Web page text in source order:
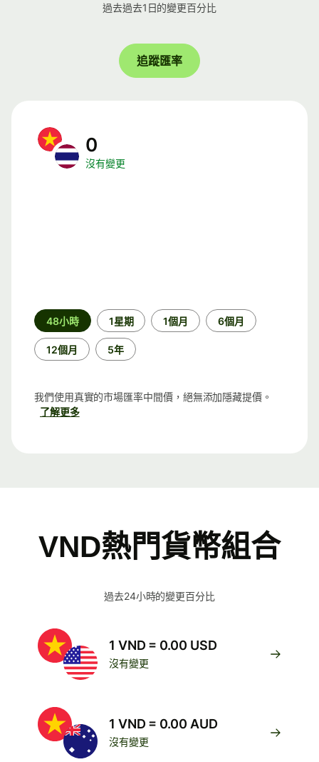
過去過去1日的變更百分比
追蹤匯率
0
沒有變更
時
段
48小時 1星期 1個月 6個月
12個月 5年
我們使用真實的市場匯率中間價，絕無添加隱藏提價。
了解更多
VND熱門貨幣組合
過去24小時的變更百分比
1 VND = 0.00 USD
沒有變更
1 VND = 0.00 AUD
沒有變更